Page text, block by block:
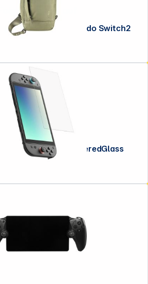
Nintendo Switch2
TemperedGlass
schwarz
Folgen Sie uns auf